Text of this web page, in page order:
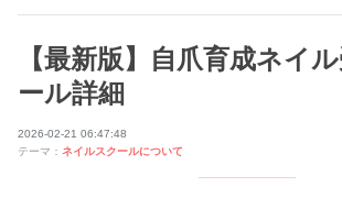
【最新版】自爪育成ネイ
ール詳細
2026-02-21 06:47:48
テーマ： ネイルスクールについて